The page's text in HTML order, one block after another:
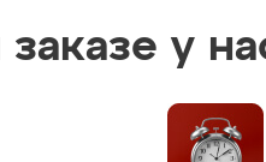
у